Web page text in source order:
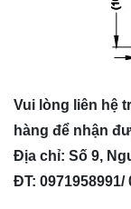
Vui lòng liên hệ
hàng để nhận
Địa chỉ: Số 9,
ĐT: 0971958991/